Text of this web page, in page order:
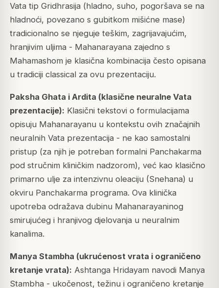
Vata tip Gridhrasija (hladno, suho, pogoršava se na
hladnoći, povezano s gubitkom mišićne mase)
tradicionalno se njeguje teškim, zagrijavajućim,
hranjivim uljima - Mahanarayana zajedno s
Mahamashom je klasična kombinacija često opisana
u tradiciji classical za ovu prezentaciju.
Paksha Ghata i Ardita (klasične neuralne Vata
prezentacije): Klasični tekstovi o formulacijama
opisuju Mahanarayanu u kontekstu ovih značajnih
neuralnih Vata prezentacija - ne kao samostalni
pristup (za njih je potreban formalni Panchakarma
pod stručnim kliničkim nadzorom), već kao klasično
primarno ulje za intenzivnu oleaciju (Snehana) u
okviru Panchakarma programa. Ova klinička
upotreba odražava dubinu Mahanarayaninog
smirujućeg i hranjivog djelovanja u neuralnim
kanalima.
Manya Stambha (ukrućenost vrata i ograničeno
kretanje vrata): Ashtanga Hridayam navodi Manya
Stambha - ukočenost, težinu i ograničeno kretanje